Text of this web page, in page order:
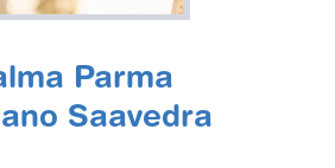
Parma
Saavedra